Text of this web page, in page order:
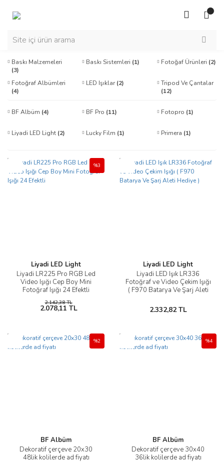
Baskı Malzemeleri
(3)
Baskı Sistemleri (1) Fotoğaf Ürünleri (2)
Fotoğraf Albümleri
(4)
LED Işıklar(2)
Tripod Ve Çantalar
(12)
BF Albüm (4) BF Pro (11) Fotopro (1)
Liyadi LED Light (2) Lucky Film (1) Primera (1)
Liyadi LED Light
Liyadi LR225 Pro RGB Led
Video Işığı Cep Boy Mini
Fotoğraf Işığı 24 Efektli
%3
2.142,38 TL
2.078,11 TL
Liyadi LED Light
Liyadi LED Işık LR336
Fotoğraf ve Video Çekim Işığı
( F970 Batarya Ve Şarj Aleti
2.332,82 TL
BF Albüm
Dekoratif çerçeve 20x30
48lik kolilerde ad fiyatı
%2
BF Albüm
Dekoratif çerçeve 30x40
36lik kolilerde ad fiyatı
%4